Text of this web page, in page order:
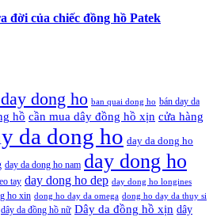
đời của chiếc đồng hồ Patek
dong ho ban quai dong ho bán day da
hồ cần mua dây đồng hồ xịn cửa hàng
da dong ho day da dong ho
day da dong ho nam day dong ho
tay day dong ho dep day dong ho longines
ho xin dong ho day da omega dong ho day da thuy si
dây da đồng hồ nữ Dây da đồng hồ xịn dây